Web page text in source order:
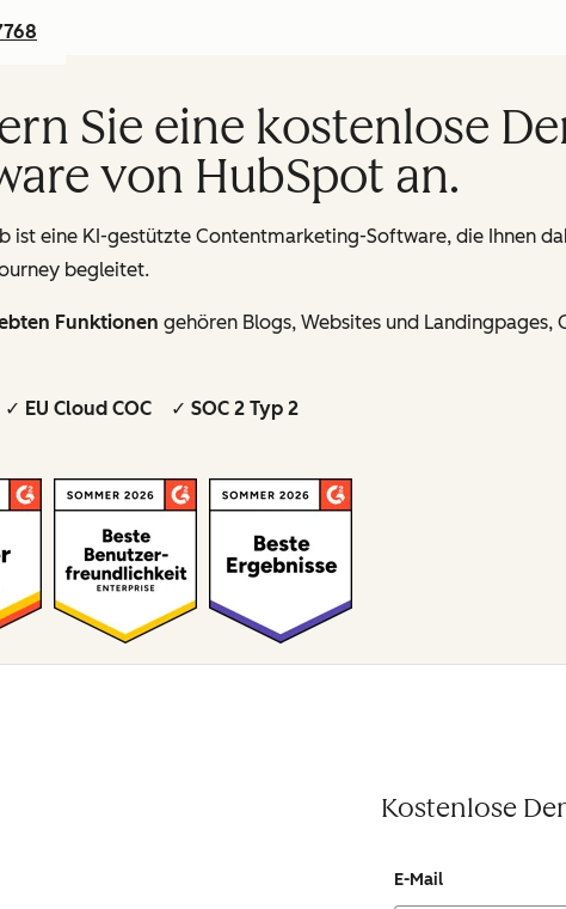
Sie eine kostenlose
von HubSpot an.
ist eine KI-gestützte Contentmarketing-Software, die Ihnen
begleitet.
Funktionen gehören Blogs, Websites und Landingpages,
EU Cloud COC ✓ SOC 2 Typ 2
Kostenlose
E-Mail